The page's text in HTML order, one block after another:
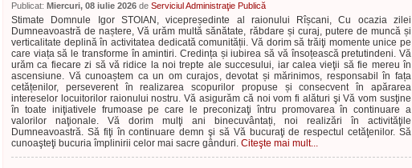
Publicat: Miercuri, 08 iulie 2026 de Serviciul Administraţie Publică
Stimate Domnule Igor STOIAN, vicepreședinte al raionului Rîșcani, Cu ocazia zilei
Dumneavoastră de naștere, Vă urăm multă sănătate, răbdare și curaj, putere de muncă și
verticalitate deplină în activitatea dedicată comunității. Vă dorim să trăiţi momente unice pe
care viața să le transforme în amintiri. Credința și iubirea să vă însoțească pretutindeni. Vă
urăm ca fiecare zi să vă ridice la noi trepte ale succesului, iar calea vieţii să fie mereu în
ascensiune. Vă cunoaștem ca un om curajos, devotat și mărinimos, responsabil în fața
cetățenilor, perseverent în realizarea scopurilor propuse și consecvent în apărarea
intereselor locuitorilor raionului nostru. Vă asigurăm că noi vom fi alături şi Vă vom susţine
în toate iniţiativele frumoase pe care le preconizaţi întru promovarea în continuare a
valorilor naţionale. Vă dorim mulţi ani binecuvântați, noi realizări în activităţile
Dumneavoastră. Să fiţi în continuare demn şi să Vă bucuraţi de respectul cetăţenilor. Să
cunoaşteţi bucuria împlinirii celor mai sacre gânduri. Citeşte mai mult...